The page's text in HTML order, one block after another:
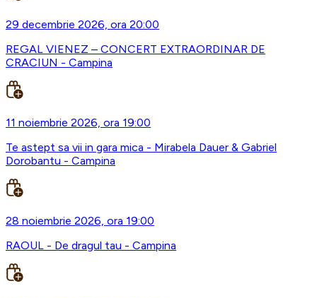
29 decembrie 2026, ora 20:00
REGAL VIENEZ – CONCERT EXTRAORDINAR DE
CRACIUN - Campina
11 noiembrie 2026, ora 19:00
Te astept sa vii in gara mica - Mirabela Dauer & Gabriel
Dorobantu - Campina
28 noiembrie 2026, ora 19:00
RAOUL - De dragul tau - Campina